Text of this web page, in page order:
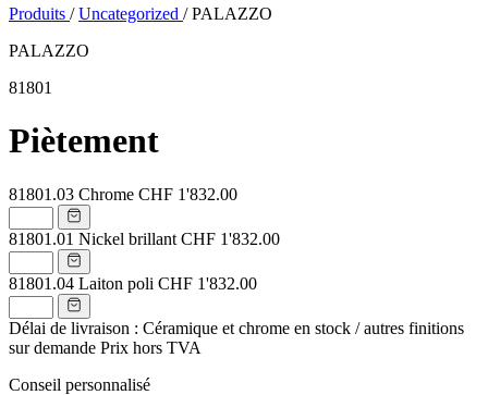
Produits / Uncategorized / PALAZZO
PALAZZO
81801
Piètement
81801.03 Chrome CHF 1'832.00
81801.01 Nickel brillant CHF 1'832.00
81801.04 Laiton poli CHF 1'832.00
Délai de livraison : Céramique et chrome en stock / autres finitions
sur demande Prix hors TVA
Conseil personnalisé